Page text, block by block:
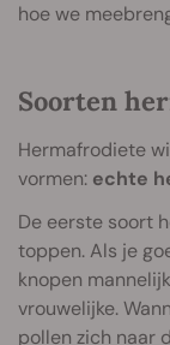
hoe we
Soorten
Hermafrodiete
vormen: echte
De eerste soort
toppen. Als je
knopen
vrouwelijke.
pollen zich naar